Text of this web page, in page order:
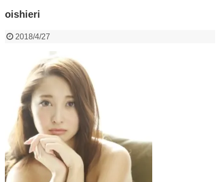
oishieri
2018/4/27